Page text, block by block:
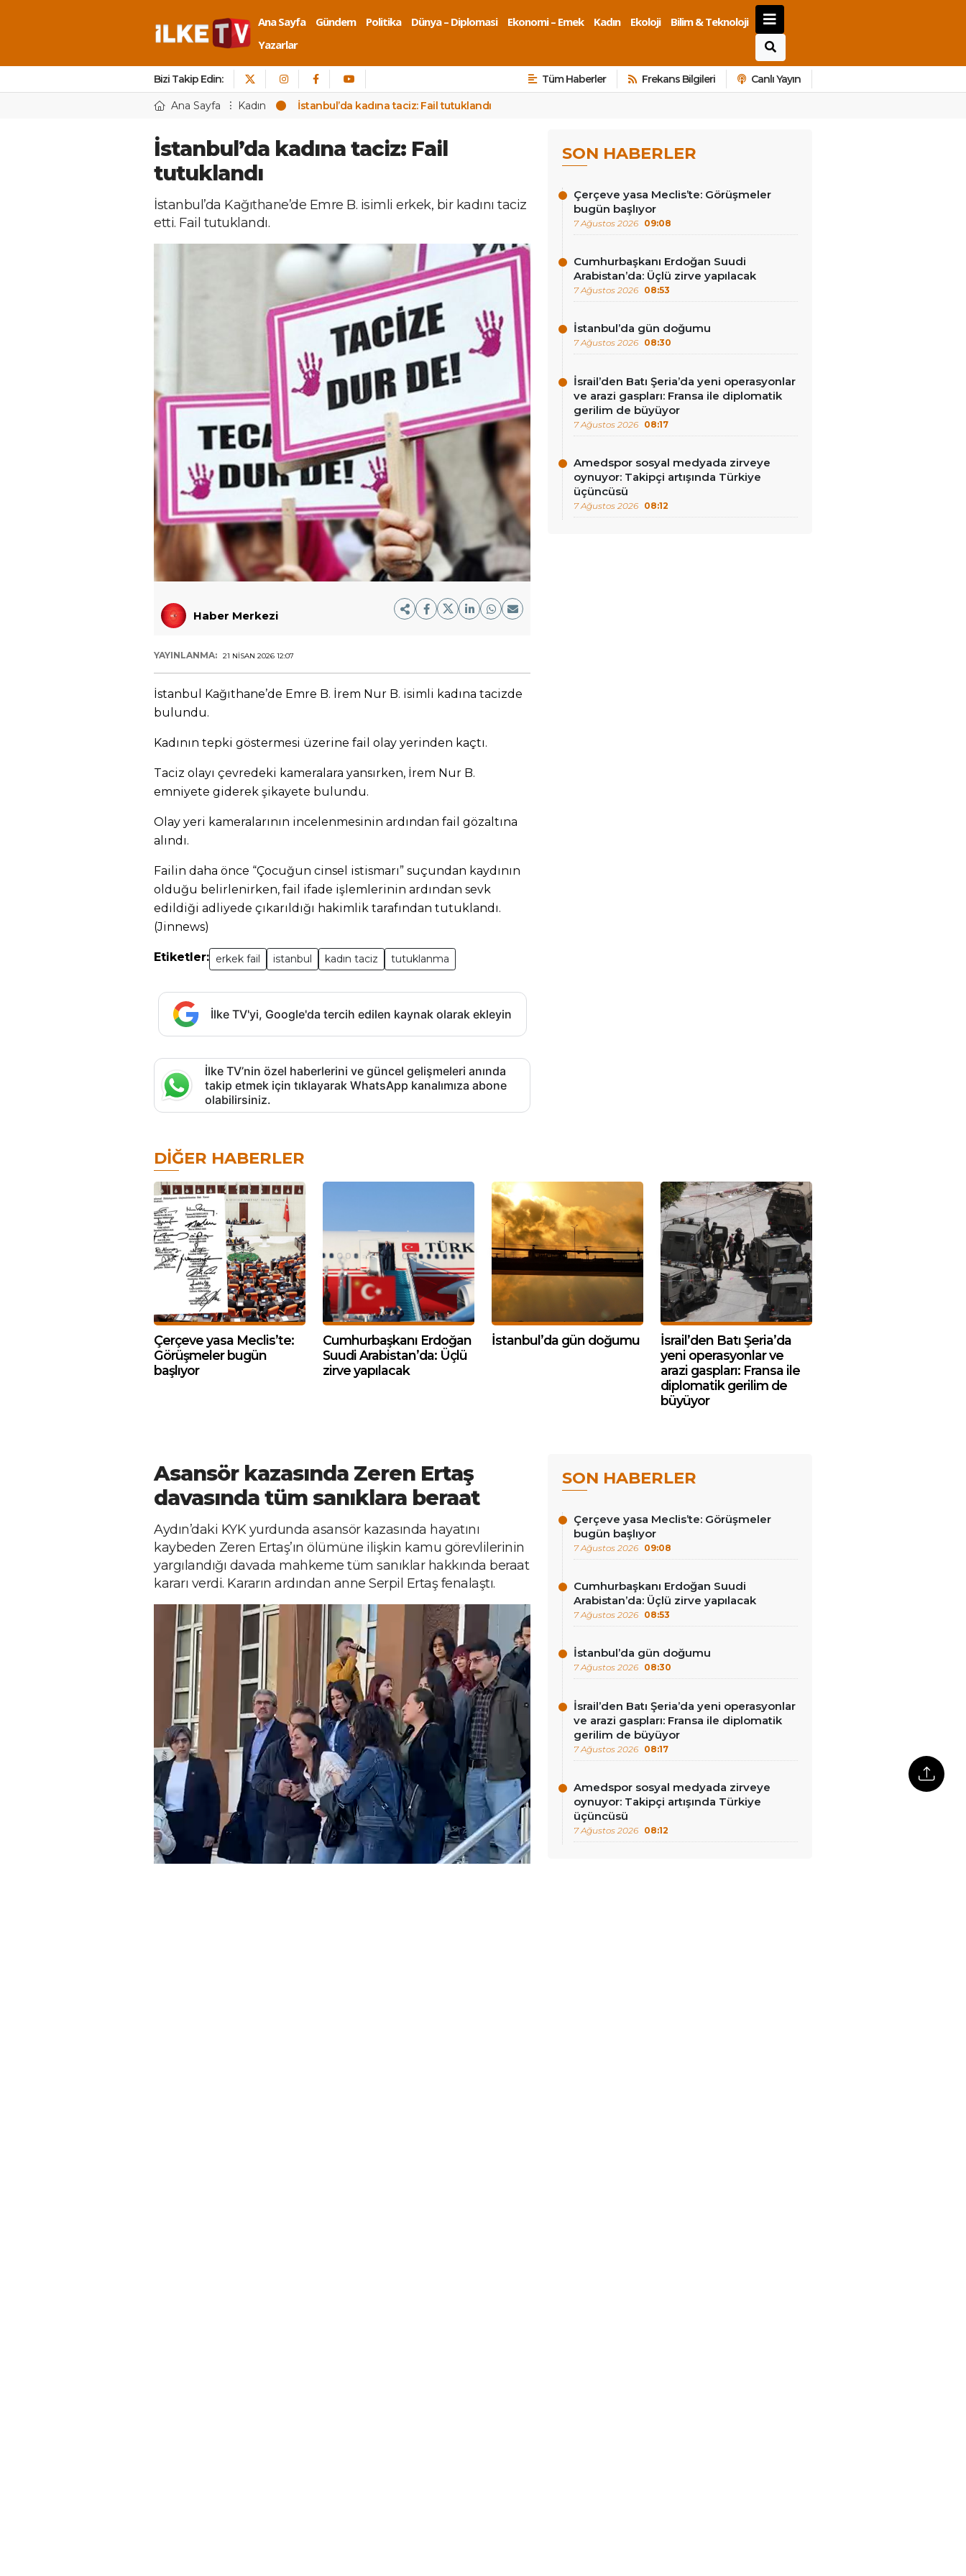
Ana Sayfa Gündem Politika Dünya – Diplomasi Ekonomi – Emek Kadın Ekoloji
Bilim & Teknoloji
Yazarlar
Bizi Takip Edin: Tüm Haberler Frekans Bilgileri Canlı Yayın
Ana Sayfa Kadın İstanbul’da kadına taciz: Fail tutuklandı
İstanbul’da kadına taciz: Fail
tutuklandı
İstanbul’da Kağıthane’de Emre B. isimli erkek, bir kadını taciz
etti. Fail tutuklandı.
Haber Merkezi
YAYINLANMA: 21 NISAN 2026 12:07
İstanbul Kağıthane’de Emre B. İrem Nur B. isimli kadına tacizde
bulundu.
Kadının tepki göstermesi üzerine fail olay yerinden kaçtı.
Taciz olayı çevredeki kameralara yansırken, İrem Nur B.
emniyete giderek şikayete bulundu.
Olay yeri kameralarının incelenmesinin ardından fail gözaltına
alındı.
Failin daha önce “Çocuğun cinsel istismarı” suçundan kaydının
olduğu belirlenirken, fail ifade işlemlerinin ardından sevk
edildiği adliyede çıkarıldığı hakimlik tarafından tutuklandı.
(Jinnews)
Etiketler: erkek fail istanbul kadın taciz tutuklanma
İlke TV'yi, Google'da tercih edilen kaynak olarak ekleyin
İlke TV’nin özel haberlerini ve güncel gelişmeleri anında
takip etmek için tıklayarak WhatsApp kanalımıza abone
olabilirsiniz.
SON HABERLER
Çerçeve yasa Meclis’te: Görüşmeler
bugün başlıyor
7 Ağustos 2026 09:08
Cumhurbaşkanı Erdoğan Suudi
Arabistan’da: Üçlü zirve yapılacak
7 Ağustos 2026 08:53
İstanbul’da gün doğumu
7 Ağustos 2026 08:30
İsrail’den Batı Şeria’da yeni operasyonlar
ve arazi gaspları: Fransa ile diplomatik
gerilim de büyüyor
7 Ağustos 2026 08:17
Amedspor sosyal medyada zirveye
oynuyor: Takipçi artışında Türkiye
üçüncüsü
7 Ağustos 2026 08:12
DIĞER HABERLER
Çerçeve yasa Meclis’te:
Görüşmeler bugün
başlıyor
Cumhurbaşkanı Erdoğan
Suudi Arabistan’da: Üçlü
zirve yapılacak
İstanbul’da gün doğumu
İsrail’den Batı Şeria’da
yeni operasyonlar ve
arazi gaspları: Fransa ile
diplomatik gerilim de
büyüyor
Asansör kazasında Zeren Ertaş
davasında tüm sanıklara beraat
Aydın’daki KYK yurdunda asansör kazasında hayatını
kaybeden Zeren Ertaş’ın ölümüne ilişkin kamu görevlilerinin
yargılandığı davada mahkeme tüm sanıklar hakkında beraat
kararı verdi. Kararın ardından anne Serpil Ertaş fenalaştı.
SON HABERLER
Çerçeve yasa Meclis’te: Görüşmeler
bugün başlıyor
7 Ağustos 2026 09:08
Cumhurbaşkanı Erdoğan Suudi
Arabistan’da: Üçlü zirve yapılacak
7 Ağustos 2026 08:53
İstanbul’da gün doğumu
7 Ağustos 2026 08:30
İsrail’den Batı Şeria’da yeni operasyonlar
ve arazi gaspları: Fransa ile diplomatik
gerilim de büyüyor
7 Ağustos 2026 08:17
Amedspor sosyal medyada zirveye
oynuyor: Takipçi artışında Türkiye
üçüncüsü
7 Ağustos 2026 08:12